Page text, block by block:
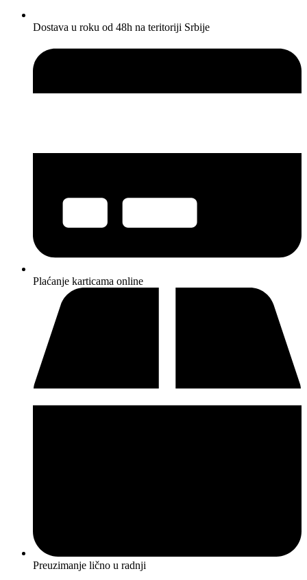
Dostava u roku od 48h na teritoriji Srbije
Plaćanje karticama online
Preuzimanje lično u radnji